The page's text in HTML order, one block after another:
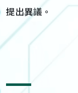
提出異議。